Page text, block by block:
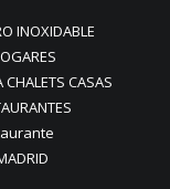
INOXIDABLE
CASAS